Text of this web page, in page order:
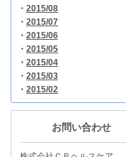
・ 2015/08
・ 2015/07
・ 2015/06
・ 2015/05
・ 2015/04
・ 2015/03
・ 2015/02
お問い合わせ